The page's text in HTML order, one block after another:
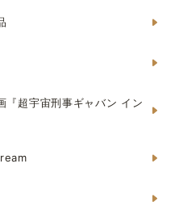
『超宇宙刑事ギャバン イン